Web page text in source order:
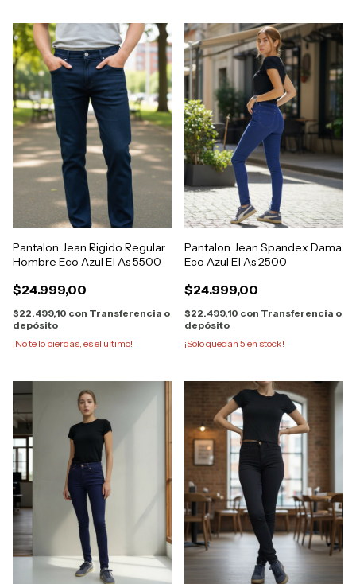
Pantalon Jean Rigido Regular
Hombre Eco Azul El As 5500
$24.999,00
$22.499,10 con Transferencia o
depósito
¡No te lo pierdas, es el último!
Pantalon Jean Spandex Dama
Eco Azul El As 2500
$24.999,00
$22.499,10 con Transferencia o
depósito
¡Solo quedan 5 en stock!